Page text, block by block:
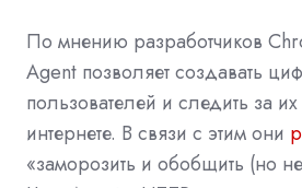
По мнению разработчиков
Agent позволяет создавать
пользователей и следить за
интернете. В связи с этим они
«заморозить и обобщить (но